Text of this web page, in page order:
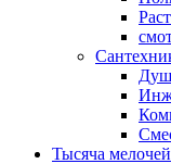
Тысяча мелочей